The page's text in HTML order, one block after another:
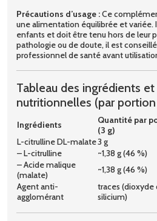
Précautions d’usage :Ce
une alimentation équilibrée et variée.
enfants et doit être tenu hors de leur
pathologie ou de doute, il est
professionnel de santé avant
Tableau des ingrédients et
nutritionnelles (par
Ingrédients
Quantité par
(3 g)
L-citrulline DL-malate3 g
– L-citrulline
~1,38 g (46 %)
– Acide malique
(malate)
~1,38 g (46 %)
Agent anti-
agglomérant
traces (dioxyde
silicium)